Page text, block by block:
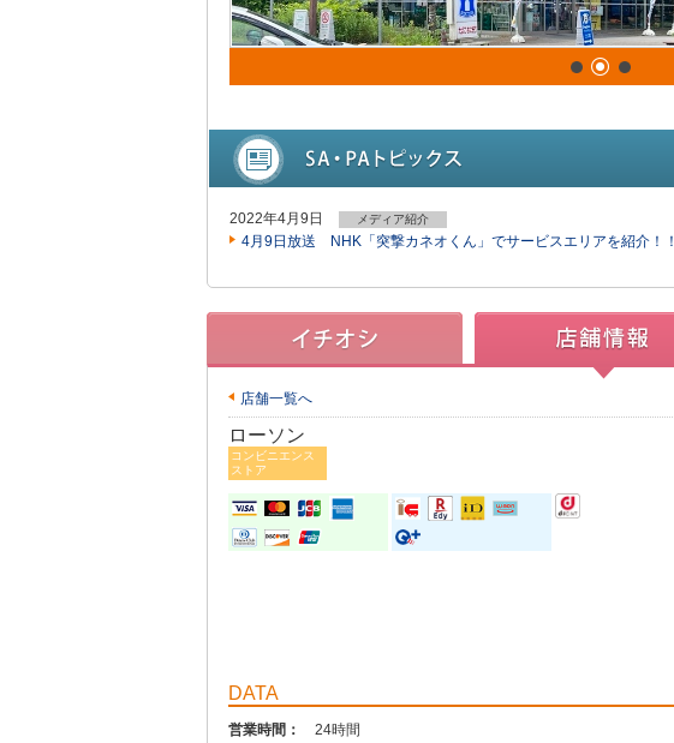
2022年4月9日 メディア紹介
4月9日放送 NHK「突撃カネオくん」でサービスエリアを紹介！！
店舗一覧へ
ローソン
コンビニエンス
ストア
DATA
営業時間：
24時間